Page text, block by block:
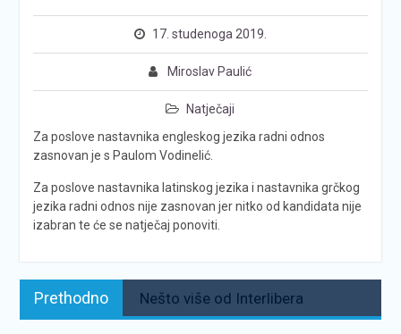
17. studenoga 2019.
Miroslav Paulić
Natječaji
Za poslove nastavnika engleskog jezika radni odnos
zasnovan je s Paulom Vodinelić.
Za poslove nastavnika latinskog jezika i nastavnika grčkog
jezika radni odnos nije zasnovan jer nitko od kandidata nije
izabran te će se natječaj ponoviti.
Navigacija
objava
Prethodno Prethodno:
Nešto više od Interlibera